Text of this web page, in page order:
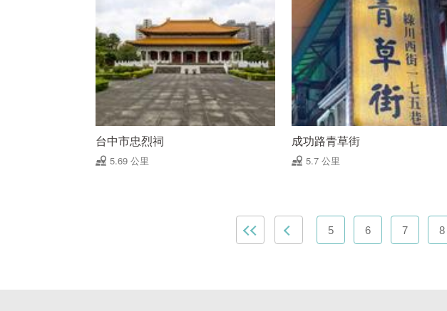
台中市忠烈祠
5.69 公里
成功路青草街
5.7 公里
5 6 7 8